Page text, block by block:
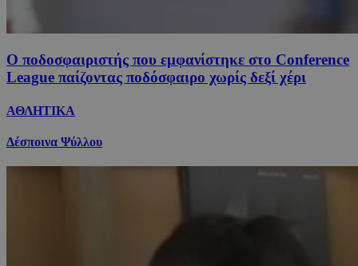
Ο ποδοσφαιριστής που εμφανίστηκε στο Conference
League παίζοντας ποδόσφαιρο χωρίς δεξί χέρι
ΑΘΛΗΤΙΚΑ
Δέσποινα Ψύλλου